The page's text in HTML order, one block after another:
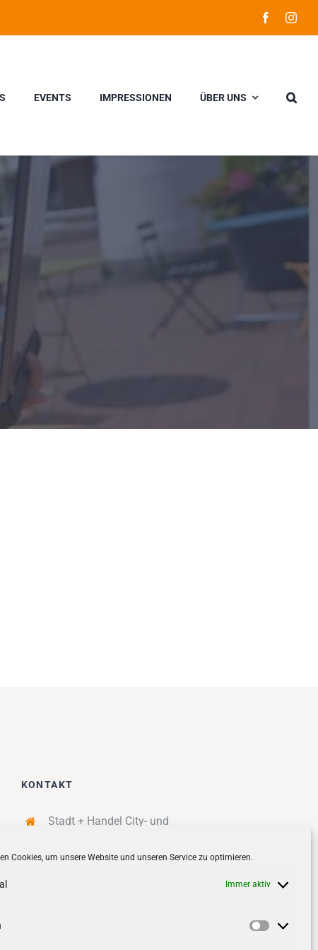
Cookies, um unsere Website und unseren Service zu optimieren.
Immer aktiv
EVENTS IMPRESSIONEN ÜBER UNS
KONTAKT
Stadt + Handel City- und
Quartiersmanagement